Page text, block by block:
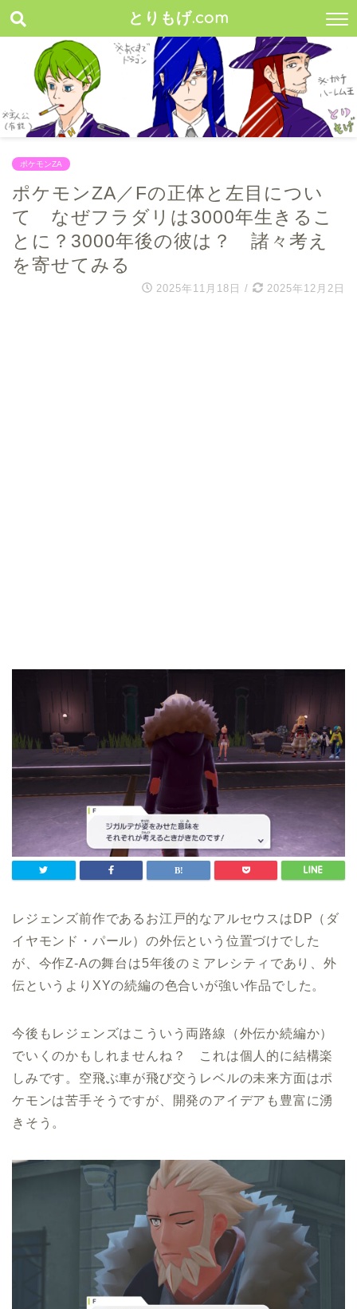
とりもげ.com
ポケモンZA
ポケモンZA／Fの正体と左目につい
て なぜフラダリは3000年生きるこ
とに？3000年後の彼は？ 諸々考え
を寄せてみる
2025年11月18日 / 2025年12月2日
レジェンズ前作であるお江戸的なアルセウスはDP（ダ
イヤモンド・パール）の外伝という位置づけでした
が、今作Z-Aの舞台は5年後のミアレシティであり、外
伝というよりXYの続編の色合いが強い作品でした。
今後もレジェンズはこういう両路線（外伝か続編か）
でいくのかもしれませんね？ これは個人的に結構楽
しみです。空飛ぶ車が飛び交うレベルの未来方面はポ
ケモンは苦手そうですが、開発のアイデアも豊富に湧
きそう。